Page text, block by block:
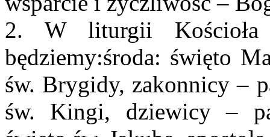
2. W liturgii
będziemy:środa: święto
św. Brygidy, zakonnicy –
św. Kingi, dziewicy –